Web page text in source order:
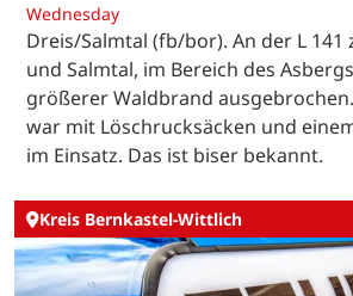
Wednesday
Dreis/Salmtal (fb/bor). An der L 141
und Salmtal, im Bereich des
größerer Waldbrand
war mit Löschrucksäcken und
im Einsatz. Das ist biser bekannt.
Kreis Bernkastel-Wittlich